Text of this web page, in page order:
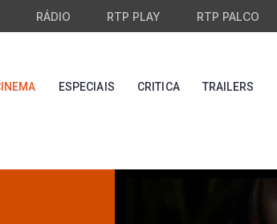
RÁDIO RTP PLAY RTP PALCO
ESPECIAIS CRITICA TRAILERS